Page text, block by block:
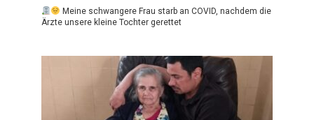
Meine schwangere Frau starb an COVID, nachdem die
Ärzte unsere kleine Tochter gerettet